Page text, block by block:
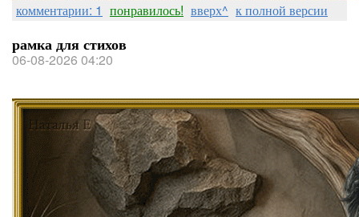
комментарии: 1 понравилось! вверх^ к полной версии
рамка для стихов
06-08-2026 04:20